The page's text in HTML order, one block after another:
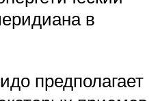
в
предполагает